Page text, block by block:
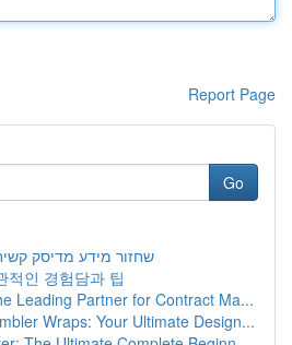
Report Page
Go
שחזור מידע מדיסק
적인 경험담과 팁
Leading Partner for Contract Ma...
Wraps: Your Ultimate Design...